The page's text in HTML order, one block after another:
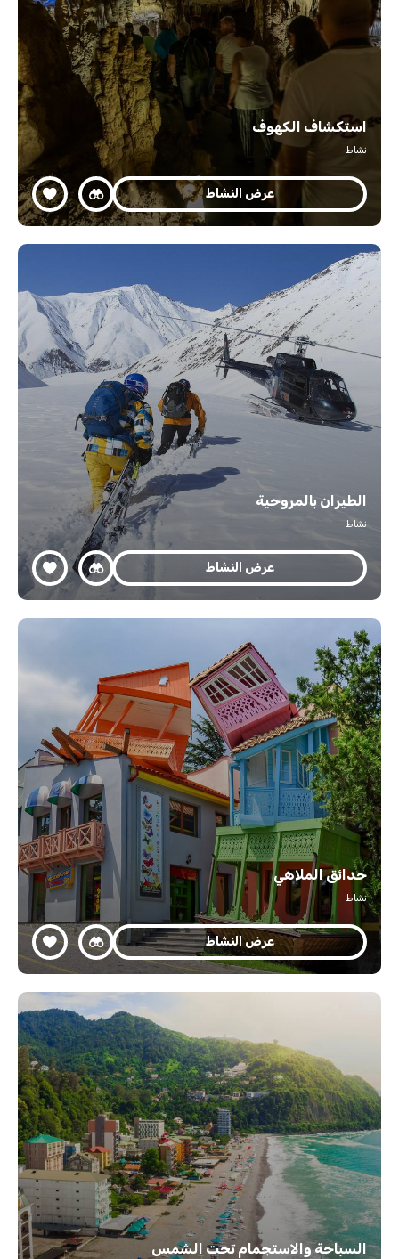
استكشاف الكهوف
نشاط
عرض النشاط
الطيران بالمروحية
نشاط
عرض النشاط
حدائق الملاهي
نشاط
عرض النشاط
السباحة والاستجمام تحت الشمس